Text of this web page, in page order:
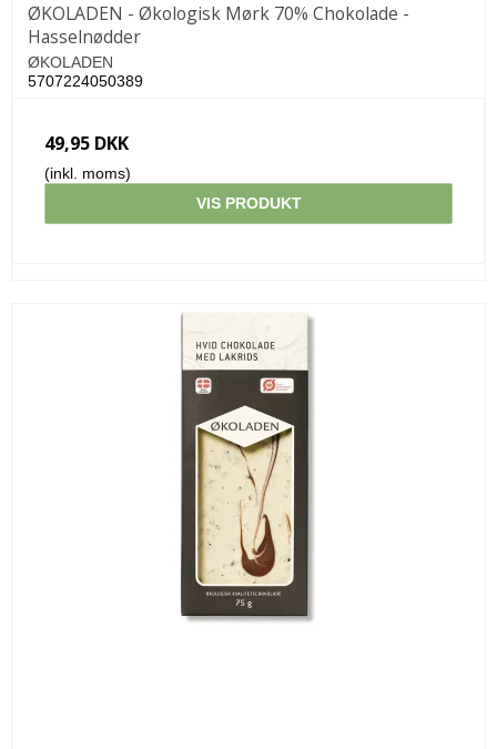
ØKOLADEN - Økologisk Mørk 70% Chokolade -
Hasselnødder
ØKOLADEN
5707224050389
49,95 DKK
(inkl. moms)
VIS PRODUKT